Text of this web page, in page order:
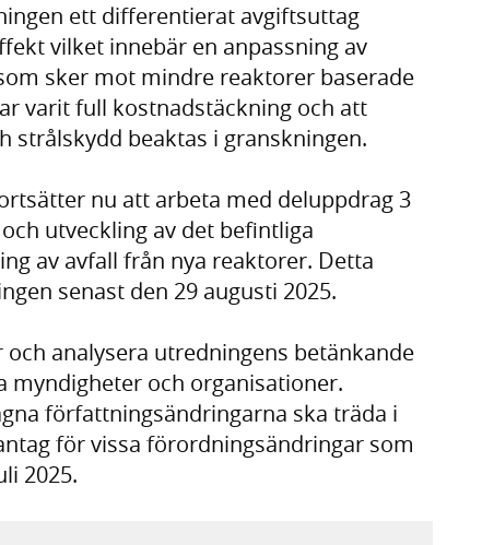
ett differentierat avgiftsuttag
vilket innebär en anpassning av
sker mot mindre reaktorer baserade
varit full kostnadstäckning och att
strålskydd beaktas i granskningen.
nu att arbeta med deluppdrag 3
utveckling av det befintliga
av avfall från nya reaktorer. Detta
senast den 29 augusti 2025.
analysera utredningens betänkande
och organisationer.
författningsändringarna ska träda i
för vissa förordningsändringar som
2025.